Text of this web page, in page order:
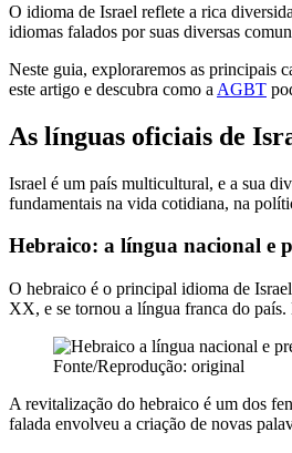
O idioma de Israel reflete a rica
idiomas falados por suas diversas
Neste guia, exploraremos as principais
este artigo e descubra como a AGBT
As línguas oficiais de
Israel é um país multicultural, e a sua
fundamentais na vida cotidiana, na
Hebraico: a língua nacional e
O hebraico é o principal idioma de
XX, e se tornou a língua franca do país.
Fonte/Reprodução: original
A revitalização do hebraico é um dos
falada envolveu a criação de novas